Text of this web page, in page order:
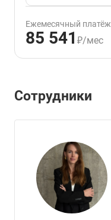
Ежемесячный платёж
85 541 ₽/мес
Сотрудники